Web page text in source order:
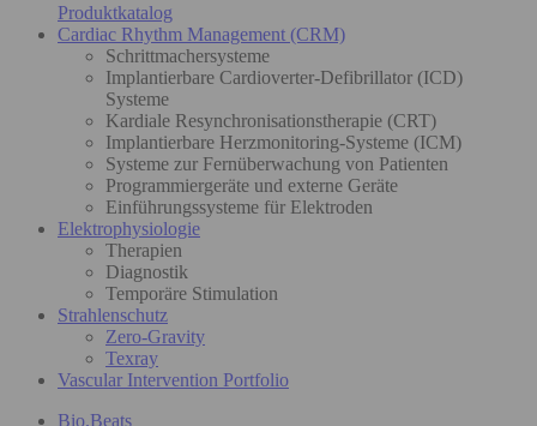
Produktkatalog
Cardiac Rhythm Management (CRM)
Schrittmachersysteme
Implantierbare Cardioverter-Defibrillator (ICD)
Systeme
Kardiale Resynchronisationstherapie (CRT)
Implantierbare Herzmonitoring-Systeme (ICM)
Systeme zur Fernüberwachung von Patienten
Programmiergeräte und externe Geräte
Einführungssysteme für Elektroden
Elektrophysiologie
Therapien
Diagnostik
Temporäre Stimulation
Strahlenschutz
Zero-Gravity
Texray
Vascular Intervention Portfolio
Bio.Beats